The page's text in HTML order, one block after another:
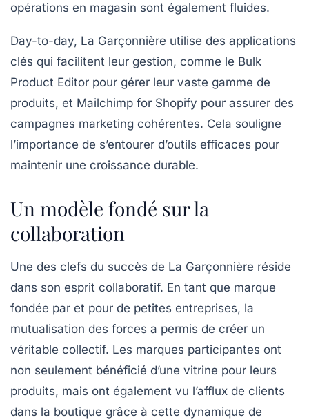
opérations en magasin sont également fluides.
Day-to-day, La Garçonnière utilise des applications
clés qui facilitent leur gestion, comme le Bulk
Product Editor pour gérer leur vaste gamme de
produits, et Mailchimp for Shopify pour assurer des
campagnes marketing cohérentes. Cela souligne
l’importance de s’entourer d’outils efficaces pour
maintenir une croissance durable.
Un modèle fondé sur la
collaboration
Une des clefs du succès de La Garçonnière réside
dans son esprit collaboratif. En tant que marque
fondée par et pour de petites entreprises, la
mutualisation des forces a permis de créer un
véritable collectif. Les marques participantes ont
non seulement bénéficié d’une vitrine pour leurs
produits, mais ont également vu l’afflux de clients
dans la boutique grâce à cette dynamique de